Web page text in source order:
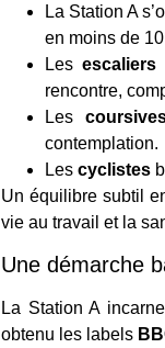
La Station A
en moins de
Lesescaliers
rencontre,
Les
contemplation.
Les cyclistes
Un équilibre subtil
vie au travail et la
Une démarche
La Station A
obtenu les labels